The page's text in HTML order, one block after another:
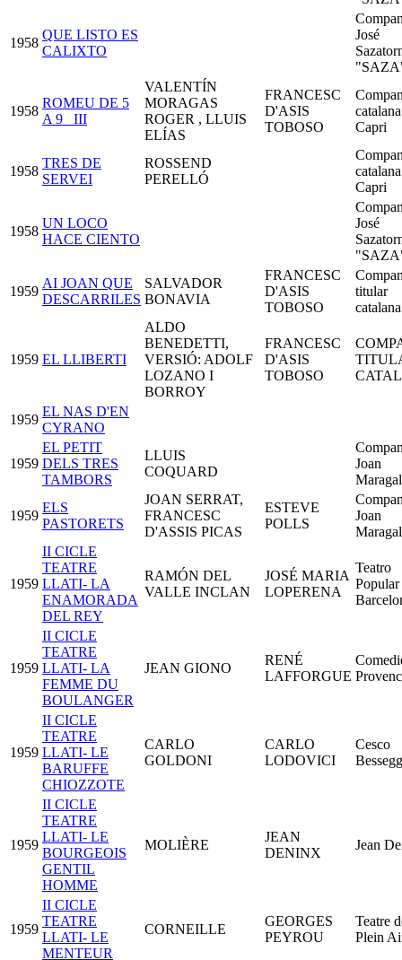
1958
QUE LISTO ES
CALIXTO
José
1958
ROMEU DE 5
A 9_ III
VALENTÍN
MORAGAS
ROGER , LLUIS
ELÍAS
FRANCESC
D'ASIS
TOBOSO
Capri
1958
TRES DE
SERVEI
ROSSEND
PERELLÓ
Capri
1958
UN LOCO
HACE CIENTO
José
1959
AI JOAN QUE
DESCARRILES
SALVADOR
BONAVIA
FRANCESC
D'ASIS
TOBOSO
titular
catalana
1959 EL LLIBERTI
ALDO
BENEDETTI,
VERSIÓ: ADOLF
LOZANO I
BORROY
FRANCESC
D'ASIS
TOBOSO
1959
EL NAS D'EN
CYRANO
1959
EL PETIT
DELS TRES
TAMBORS
LLUIS
COQUARD
Joan
1959
ELS
PASTORETS
JOAN SERRAT,
FRANCESC
D'ASSIS PICAS
ESTEVE
POLLS
Joan
1959
II CICLE
TEATRE
LLATI- LA
ENAMORADA
DEL REY
RAMÓN DEL
VALLE INCLAN
JOSÉ MARIA
LOPERENA
Teatro
Popular
1959
II CICLE
TEATRE
LLATI- LA
FEMME DU
BOULANGER
JEAN GIONO
RENÉ
LAFFORGUE
1959
II CICLE
TEATRE
LLATI- LE
BARUFFE
CHIOZZOTE
CARLO
GOLDONI
CARLO
LODOVICI
Cesco
1959
II CICLE
TEATRE
LLATI- LE
BOURGEOIS
GENTIL
HOMME
MOLIÈRE
JEAN
DENINX
Jean
1959
II CICLE
TEATRE
LLATI- LE
MENTEUR
CORNEILLE
GEORGES
PEYROU
Teatre
Plein